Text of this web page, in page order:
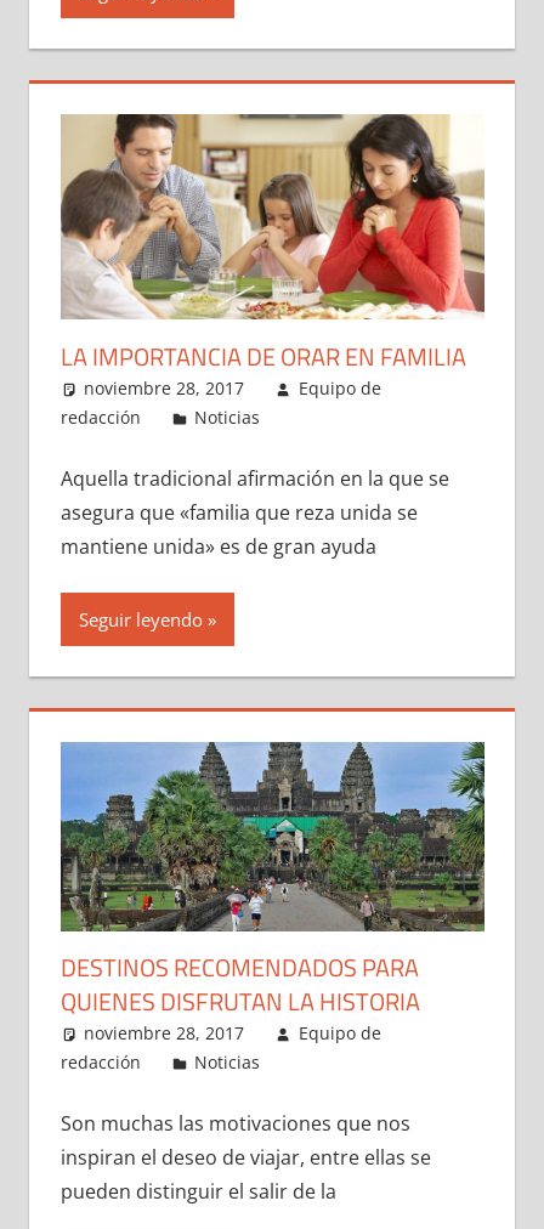
LA IMPORTANCIA DE ORAR EN FAMILIA
noviembre 28, 2017
Equipo de
redacción
Noticias
Aquella tradicional afirmación en la que se
asegura que «familia que reza unida se
mantiene unida» es de gran ayuda
Seguir leyendo
DESTINOS RECOMENDADOS PARA
QUIENES DISFRUTAN LA HISTORIA
noviembre 28, 2017
Equipo de
redacción
Noticias
Son muchas las motivaciones que nos
inspiran el deseo de viajar, entre ellas se
pueden distinguir el salir de la